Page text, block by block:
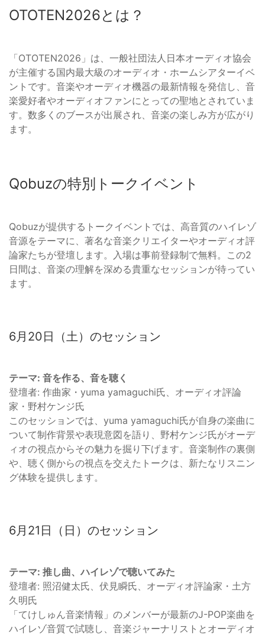
OTOTEN2026とは？
「OTOTEN2026」は、一般社団法人日本オーディオ協会
が主催する国内最大級のオーディオ・ホームシアターイベ
ントです。音楽やオーディオ機器の最新情報を発信し、音
楽愛好者やオーディオファンにとっての聖地とされていま
す。数多くのブースが出展され、音楽の楽しみ方が広がり
ます。
Qobuzの特別トークイベント
Qobuzが提供するトークイベントでは、高音質のハイレゾ
音源をテーマに、著名な音楽クリエイターやオーディオ評
論家たちが登壇します。入場は事前登録制で無料。この2
日間は、音楽の理解を深める貴重なセッションが待ってい
ます。
6月20日（土）のセッション
テーマ: 音を作る、音を聴く
登壇者: 作曲家・yuma yamaguchi氏、オーディオ評論
家・野村ケンジ氏
このセッションでは、yuma yamaguchi氏が自身の楽曲に
ついて制作背景や表現意図を語り、野村ケンジ氏がオーデ
ィオの視点からその魅力を掘り下げます。音楽制作の裏側
や、聴く側からの視点を交えたトークは、新たなリスニン
グ体験を提供します。
6月21日（日）のセッション
テーマ: 推し曲、ハイレゾで聴いてみた
登壇者: 照沼健太氏、伏見瞬氏、オーディオ評論家・土方
久明氏
「てけしゅん音楽情報」のメンバーが最新のJ-POP楽曲を
ハイレゾ音質で試聴し、音楽ジャーナリストとオーディオ